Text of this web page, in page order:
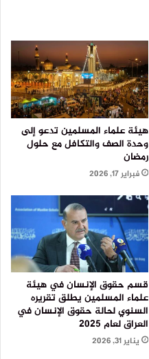
هيئة علماء المسلمين تدعو إلى
وحدة الصف والتكافل مع حلول
رمضان
فبراير 17, 2026
قسم حقوق الإنسان في هيئة
علماء المسلمين يطلق تقريره
السنوي لحالة حقوق الإنسان في
العراق لعام 2025
يناير 31, 2026